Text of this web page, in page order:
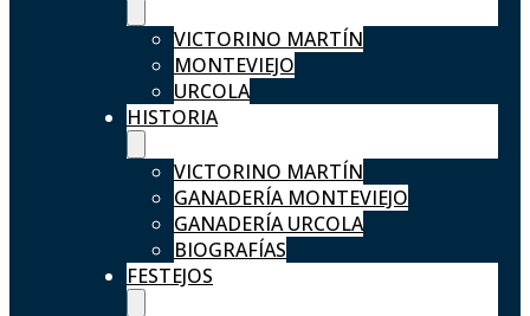
VICTORINO MARTÍN
MONTEVIEJO
URCOLA
HISTORIA
VICTORINO MARTÍN
GANADERÍA MONTEVIEJO
GANADERÍA URCOLA
BIOGRAFÍAS
FESTEJOS